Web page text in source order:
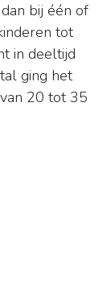
bij één of
tot
in deeltijd
ging het
20 tot 35